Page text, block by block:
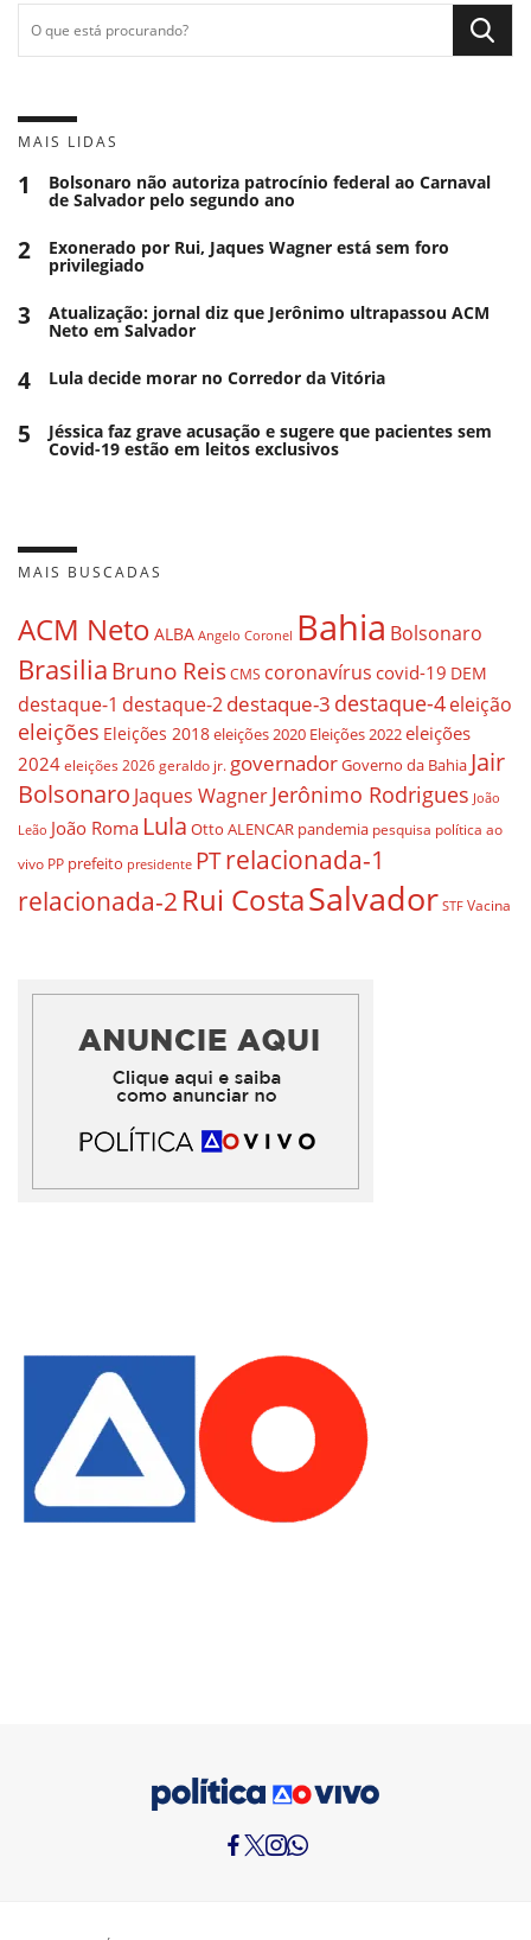
MAIS LIDAS
1 Bolsonaro não autoriza patrocínio federal ao Carnaval
de Salvador pelo segundo ano
2 Exonerado por Rui, Jaques Wagner está sem foro
privilegiado
3 Atualização: jornal diz que Jerônimo ultrapassou ACM
Neto em Salvador
4 Lula decide morar no Corredor da Vitória
5 Jéssica faz grave acusação e sugere que pacientes sem
Covid-19 estão em leitos exclusivos
MAIS BUSCADAS
ACM Neto ALBA Angelo Coronel Bahia Bolsonaro
BrasiliaBruno ReisCMS coronavírus covid-19 DEM
destaque-1 destaque-2destaque-3 destaque-4eleição
eleições Eleições 2018eleições 2020 Eleições 2022eleições
2024 eleições 2026 geraldo jr. governadorGoverno da Bahia Jair
Bolsonaro Jaques WagnerJerônimo Rodrigues João
Leão João Roma Lula Otto ALENCAR pandemia pesquisa política ao
vivo PP prefeito presidente PTrelacionada-1
relacionada-2 Rui CostaSalvador STF Vacina